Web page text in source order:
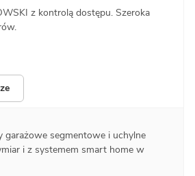
z kontrolą dostępu. Szeroka
garażowe segmentowe i uchylne
i z systemem smart home w